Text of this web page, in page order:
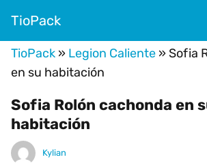
TioPack
TioPack » Legion Caliente » Sofia
en su habitación
Sofia Rolón cachonda en
habitación
Kylian